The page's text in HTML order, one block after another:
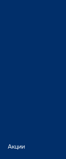
Акции